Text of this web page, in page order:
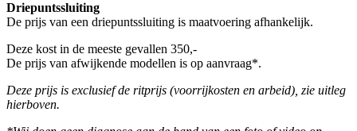
Driepuntssluiting
De prijs van een driepuntssluiting is maatvoering afhankelijk.
Deze kost in de meeste gevallen 350,-
De prijs van afwijkende modellen is op aanvraag*.
Deze prijs is exclusief de ritprijs (voorrijkosten en arbeid), zie uitleg
hierboven.